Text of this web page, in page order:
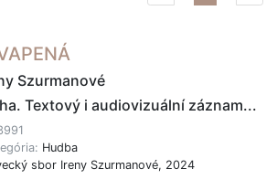
Szurmanové
Textový i audiovizuální záznam...
Hudba
sbor Ireny Szurmanové, 2024